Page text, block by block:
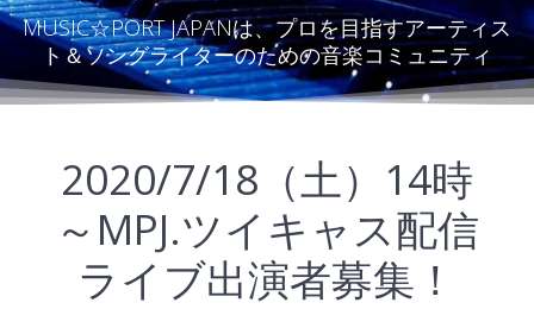
MUSIC☆PORT JAPANは、プロを目指すアーティス
ト＆ソングライターのための音楽コミュニティ
2020/7/18（土）14時
～MPJ.ツイキャス配信
ライブ出演者募集！